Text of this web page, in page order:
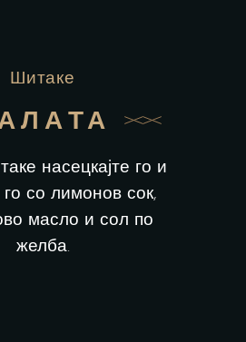
Шитаке
насецкајте го и
го со лимонов сок,
масло и сол по
желба.